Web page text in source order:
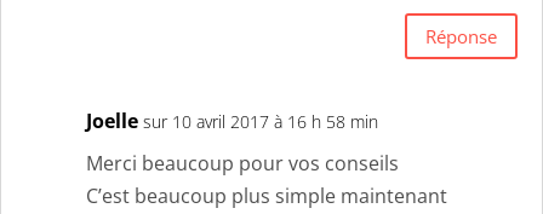
Réponse
Joelle sur 10 avril 2017 à 16 h 58 min
Merci beaucoup pour vos conseils
C’est beaucoup plus simple maintenant